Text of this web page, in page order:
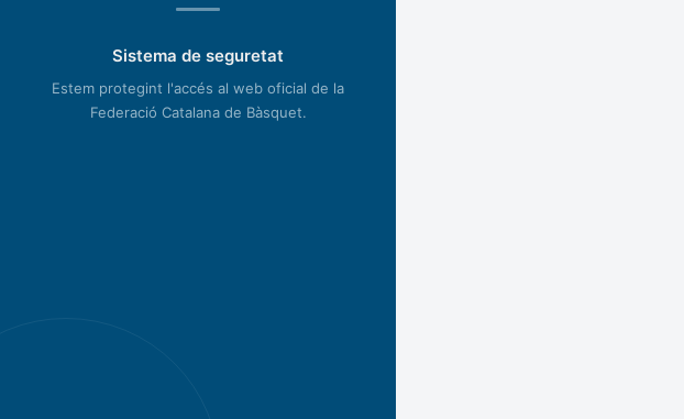
Sistema de seguretat
Estem protegint l'accés al web oficial de la
Federació Catalana de Bàsquet.